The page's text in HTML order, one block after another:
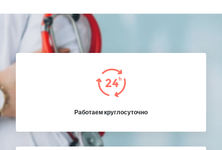
Работаем круглосуточно